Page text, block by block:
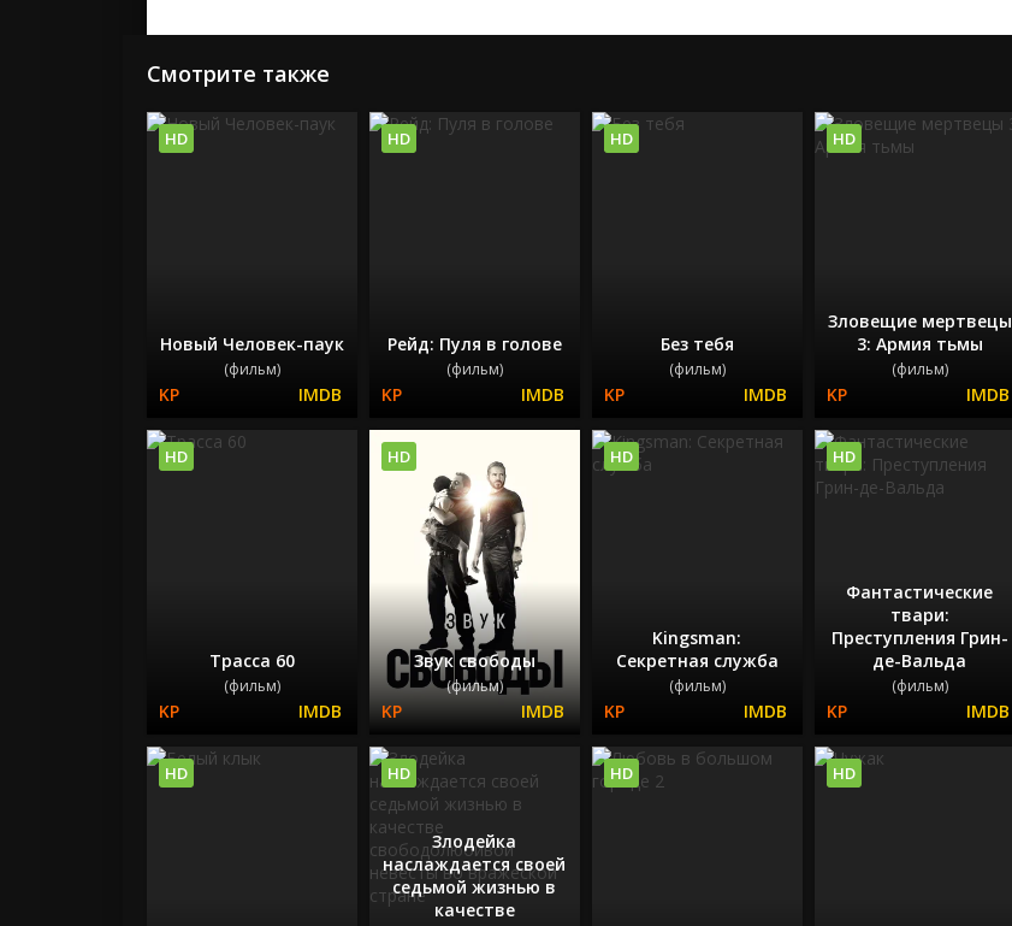
Смотрите также
Новый Человек-паук
(фильм)
HD
Рейд: Пуля в голове
(фильм)
HD
Без тебя
(фильм)
HD
Зловещие мертвецы
3: Армия тьмы
(фильм)
HD
Трасса 60
(фильм)
HD
Звук свободы
(фильм)
HD
Kingsman:
Секретная служба
(фильм)
HD
Фантастические
твари:
Преступления Грин-
де-Вальда
(фильм)
HD
HD
Злодейка
наслаждается своей
седьмой жизнью в
качестве
HD HD HD